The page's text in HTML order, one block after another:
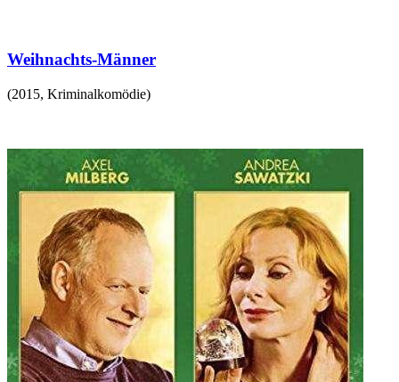
Weihnachts-Männer
(2015, Kriminalkomödie)